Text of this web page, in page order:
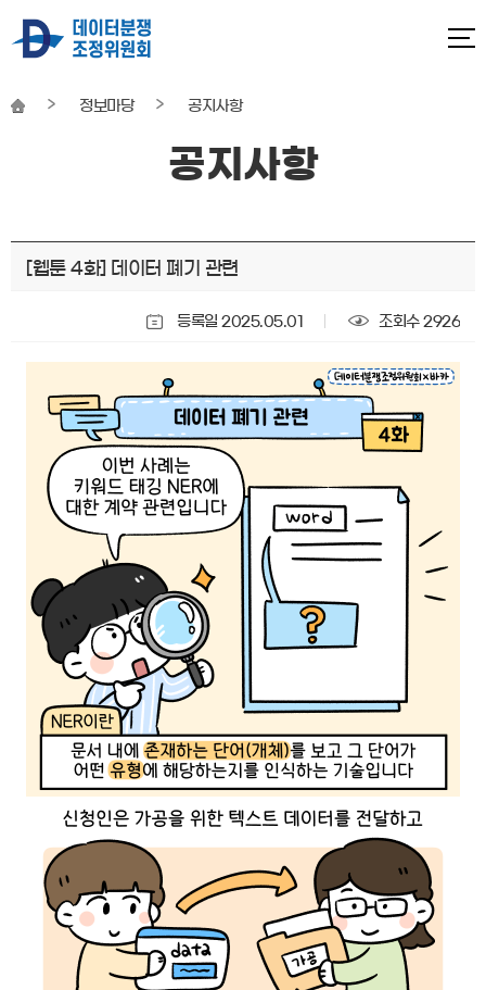
정보마당 공지사항
공지사항
시작[웹툰 4화] 데이터 폐기 관련
등록일 2025.05.01 조회수 2926